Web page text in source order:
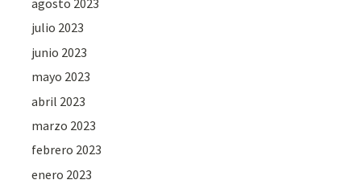
agosto 2023
julio 2023
junio 2023
mayo 2023
abril 2023
marzo 2023
febrero 2023
enero 2023